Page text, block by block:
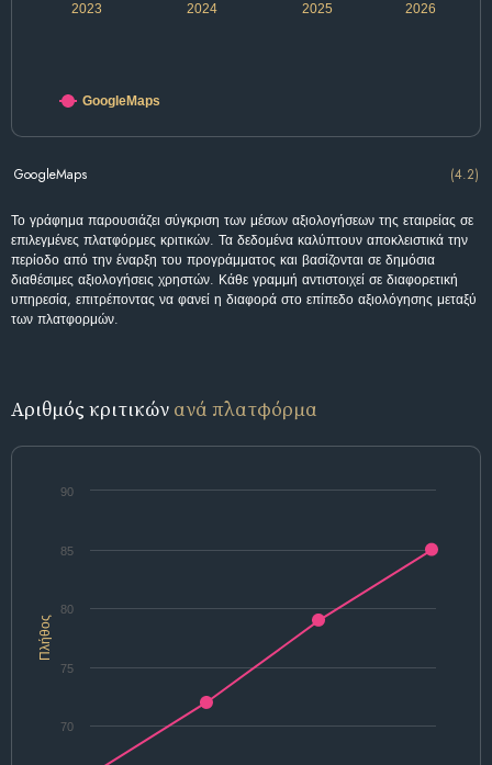
2024 2026
2023 2025
GoogleMaps
GoogleMaps (4.2)
Το γράφημα παρουσιάζει σύγκριση των μέσων αξιολογήσεων της εταιρείας σε
επιλεγμένες πλατφόρμες κριτικών. Τα δεδομένα καλύπτουν αποκλειστικά την
περίοδο από την έναρξη του προγράμματος και βασίζονται σε δημόσια
διαθέσιμες αξιολογήσεις χρηστών. Κάθε γραμμή αντιστοιχεί σε διαφορετική
υπηρεσία, επιτρέποντας να φανεί η διαφορά στο επίπεδο αξιολόγησης μεταξύ
των πλατφορμών.
Αριθμός κριτικών ανά πλατφόρμα
Πλήθος
70
75
80
85
90